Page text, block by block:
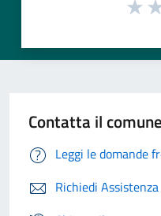
Contatta il comune
Leggi le domande
Richiedi Assistenza